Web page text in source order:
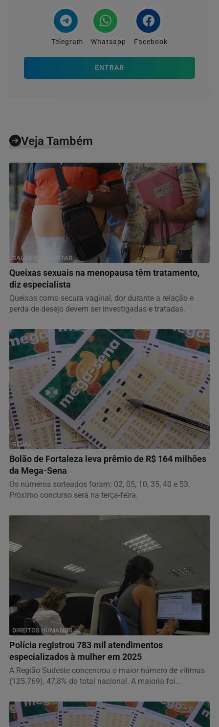
Telegram Whatsapp Facebook
ENTRAR
Veja Também
SAÚDE E BEM-ESTAR
Queixas sexuais na menopausa têm tratamento,
diz especialista
Queixas como secura vaginal, dor durante a relação e
perda de desejo devem ser investigadas e tratadas.
GERAL
Bolão de Fortaleza leva prêmio de R$ 164 milhões
da Mega-Sena
Os números sorteados foram: 02, 05, 10, 35, 40 e 53.
Próximo concurso será na terça-feira.
DIREITOS HUMANOS
Polícia registrou 783 mil atendimentos
especializados à mulher em 2025
A Região Sudeste concentrou o maior número de vítimas
(125.769), 47,8% do total nacional. A maioria foi...